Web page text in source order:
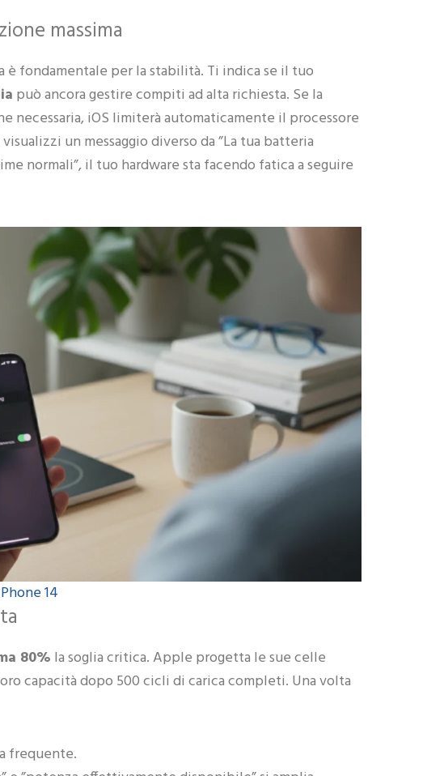
SISTEMI
31 PRODOTTI 8 PRODOTTI
massima
è fondamentale per la stabilità. Ti indica se il tuo
può ancora gestire compiti ad alta richiesta. Se la
necessaria, iOS limiterà automaticamente il processore
un messaggio diverso da ”La tua batteria
normali”, il tuo hardware sta facendo fatica a seguire
14
80% la soglia critica. Apple progetta le sue celle
capacità dopo 500 cicli di carica completi. Una volta
frequente.